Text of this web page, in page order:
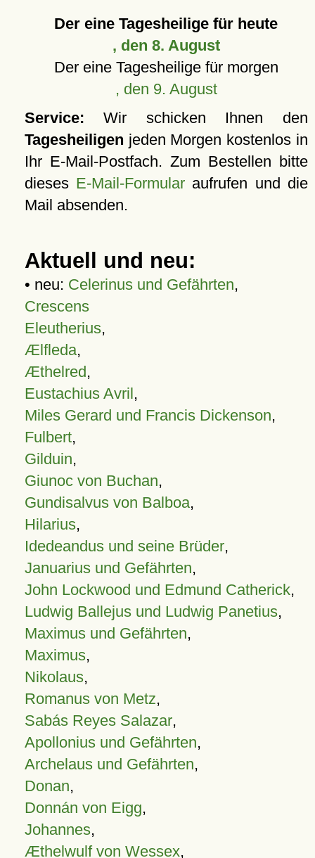
Der eine Tagesheilige für heute
, den 8. August
Der eine Tagesheilige für morgen
, den 9. August
Service: Wir schicken Ihnen den
Tagesheiligen jeden Morgen kostenlos in
Ihr E-Mail-Postfach. Zum Bestellen bitte
dieses E-Mail-Formular aufrufen und die
Mail absenden.
Aktuell und neu:
• neu: Celerinus und Gefährten,
Crescens
Eleutherius,
Ælfleda,
Æthelred,
Eustachius Avril,
Miles Gerard und Francis Dickenson,
Fulbert,
Gilduin,
Giunoc von Buchan,
Gundisalvus von Balboa,
Hilarius,
Idedeandus und seine Brüder,
Januarius und Gefährten,
John Lockwood und Edmund Catherick,
Ludwig Ballejus und Ludwig Panetius,
Maximus und Gefährten,
Maximus,
Nikolaus,
Romanus von Metz,
Sabás Reyes Salazar,
Apollonius und Gefährten,
Archelaus und Gefährten,
Donan,
Donnán von Eigg,
Johannes,
Æthelwulf von Wessex,